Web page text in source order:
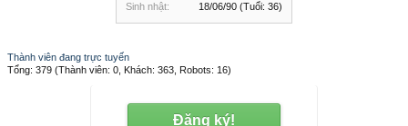
Sinh nhật:
18/06/90 (Tuổi: 36)
Thành viên đang trực tuyến
Tổng: 379 (Thành viên: 0, Khách: 363, Robots: 16)
Đăng ký!